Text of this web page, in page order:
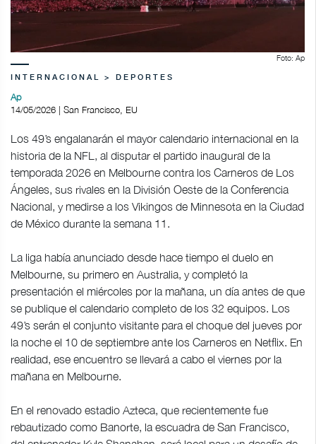
Foto: Ap
INTERNACIONAL > DEPORTES
Ap
14/05/2026 | San Francisco, EU
Los 49’s engalanarán el mayor calendario internacional en la
historia de la NFL, al disputar el partido inaugural de la
temporada 2026 en Melbourne contra los Carneros de Los
Ángeles, sus rivales en la División Oeste de la Conferencia
Nacional, y medirse a los Vikingos de Minnesota en la Ciudad
de México durante la semana 11.
La liga había anunciado desde hace tiempo el duelo en
Melbourne, su primero en Australia, y completó la
presentación el miércoles por la mañana, un día antes de que
se publique el calendario completo de los 32 equipos. Los
49’s serán el conjunto visitante para el choque del jueves por
la noche el 10 de septiembre ante los Carneros en Netflix. En
realidad, ese encuentro se llevará a cabo el viernes por la
mañana en Melbourne.
En el renovado estadio Azteca, que recientemente fue
rebautizado como Banorte, la escuadra de San Francisco,